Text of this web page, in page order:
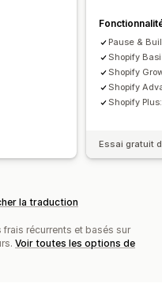
Pause &
Shopify
Shopify
Shopify
Shopify
Essai gratuit
la traduction
frais récurrents et basés sur
Voir toutes les options de